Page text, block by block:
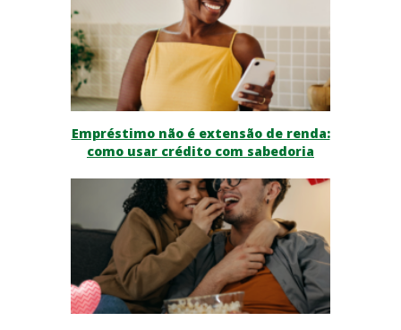
Empréstimo não é extensão de renda:
como usar crédito com sabedoria